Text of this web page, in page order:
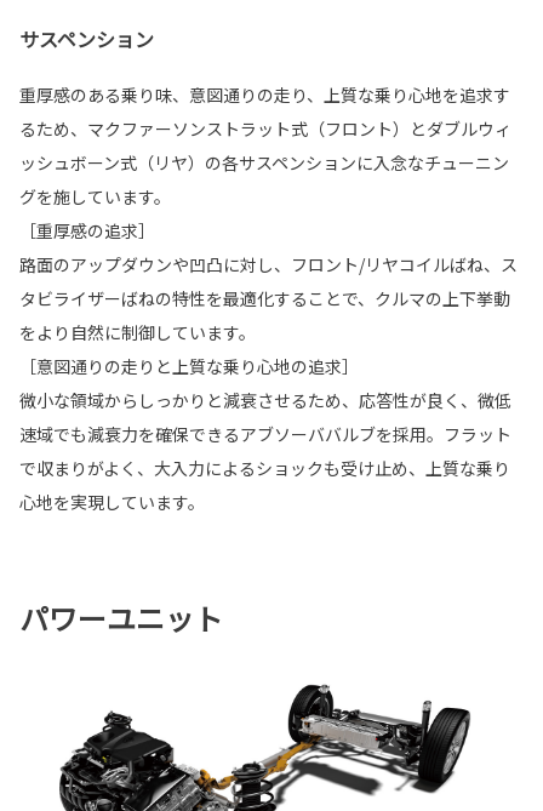
サスペンション
重厚感のある乗り味、意図通りの走り、上質な乗り心地を追求す
るため、マクファーソンストラット式（フロント）とダブルウィ
ッシュボーン式（リヤ）の各サスペンションに入念なチューニン
グを施しています。
［重厚感の追求］
路面のアップダウンや凹凸に対し、フロント/リヤコイルばね、ス
タビライザーばねの特性を最適化することで、クルマの上下挙動
をより自然に制御しています。
［意図通りの走りと上質な乗り心地の追求］
微小な領域からしっかりと減衰させるため、応答性が良く、微低
速域でも減衰力を確保できるアブソーババルブを採用。フラット
で収まりがよく、大入力によるショックも受け止め、上質な乗り
心地を実現しています。
パワーユニット